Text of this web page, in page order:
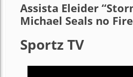
Assista Eleider
Michael Seals no
Sportz TV